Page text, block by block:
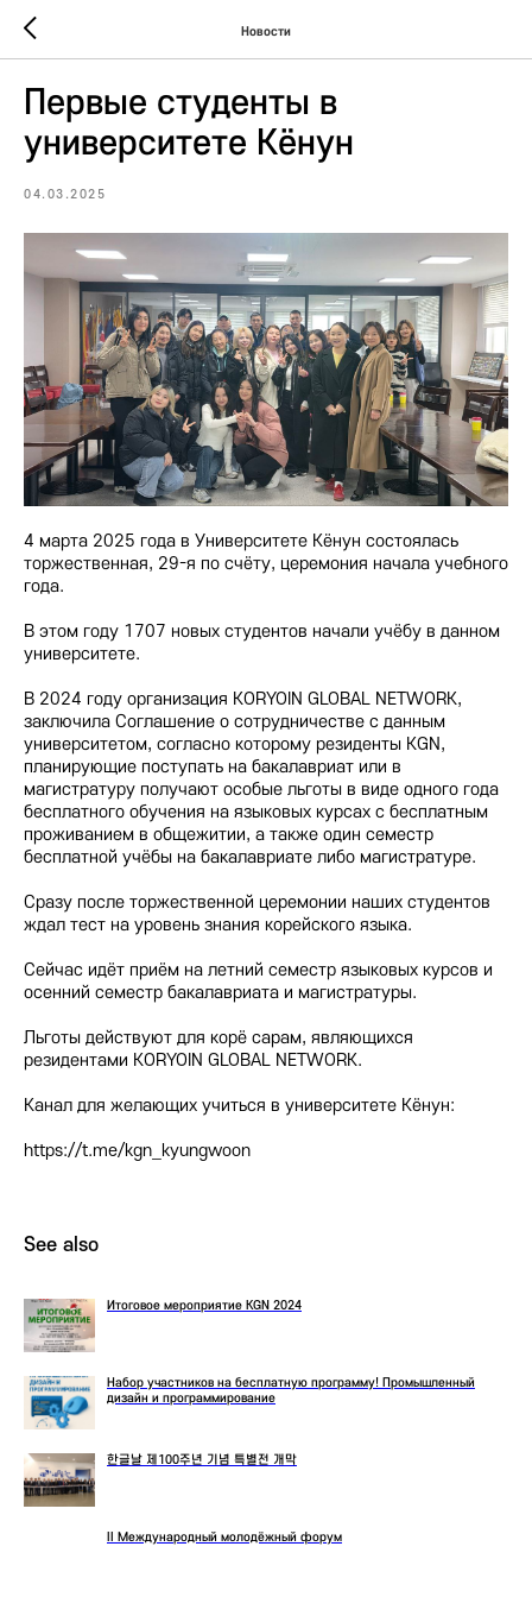
Новости
Первые студенты в
университете Кёнун
04.03.2025
4 марта 2025 года в Университете Кёнун состоялась
торжественная, 29-я по счёту, церемония начала учебного
года.
В этом году 1707 новых студентов начали учёбу в данном
университете.
В 2024 году организация KORYOIN GLOBAL NETWORK,
заключила Соглашение о сотрудничестве с данным
университетом, согласно которому резиденты KGN,
планирующие поступать на бакалавриат или в
магистратуру получают особые льготы в виде одного года
бесплатного обучения на языковых курсах с бесплатным
проживанием в общежитии, а также один семестр
бесплатной учёбы на бакалавриате либо магистратуре.
Сразу после торжественной церемонии наших студентов
ждал тест на уровень знания корейского языка.
Сейчас идёт приём на летний семестр языковых курсов и
осенний семестр бакалавриата и магистратуры.
Льготы действуют для корё сарам, являющихся
резидентами KORYOIN GLOBAL NETWORK.
Канал для желающих учиться в университете Кёнун:
https://t.me/kgn_kyungwoon
See also
Итоговое мероприятие KGN 2024
Набор участников на бесплатную программу! Промышленный
дизайн и программирование
한글날 제100주년 기념 특별전 개막
II Международный молодёжный форум